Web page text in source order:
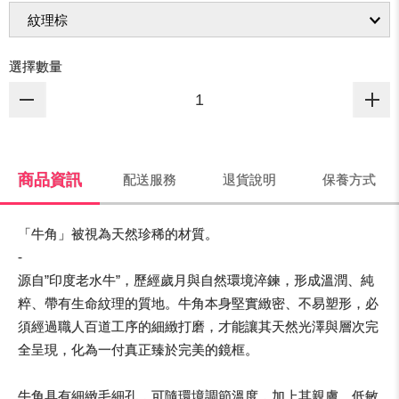
選擇數量
商品資訊 配送服務 退貨說明 保養方式
「牛角」被視為天然珍稀的材質。
-
源自”印度老水牛”，歷經歲月與自然環境淬鍊，形成溫潤、純
粹、帶有生命紋理的質地。牛角本身堅實緻密、不易塑形，必
須經過職人百道工序的細緻打磨，才能讓其天然光澤與層次完
全呈現，化為一付真正臻於完美的鏡框。
牛角具有細緻毛細孔，可隨環境調節溫度，加上其親膚、低敏